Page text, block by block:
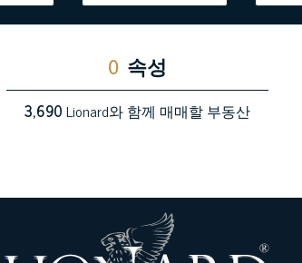
0 속성
3,690Lionard와 함께 매매할 부동산